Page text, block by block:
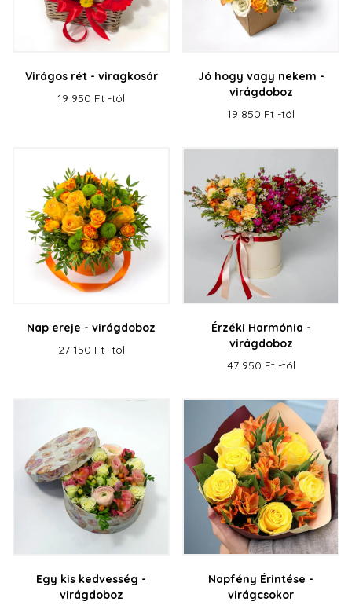
Virágos rét - viragkosár
19 950 Ft -tól
Jó hogy vagy nekem -
virágdoboz
19 850 Ft -tól
Nap ereje - virágdoboz
27 150 Ft -tól
Érzéki Harmónia -
virágdoboz
47 950 Ft -tól
Egy kis kedvesség -
virágdoboz
Napfény Érintése -
virágcsokor